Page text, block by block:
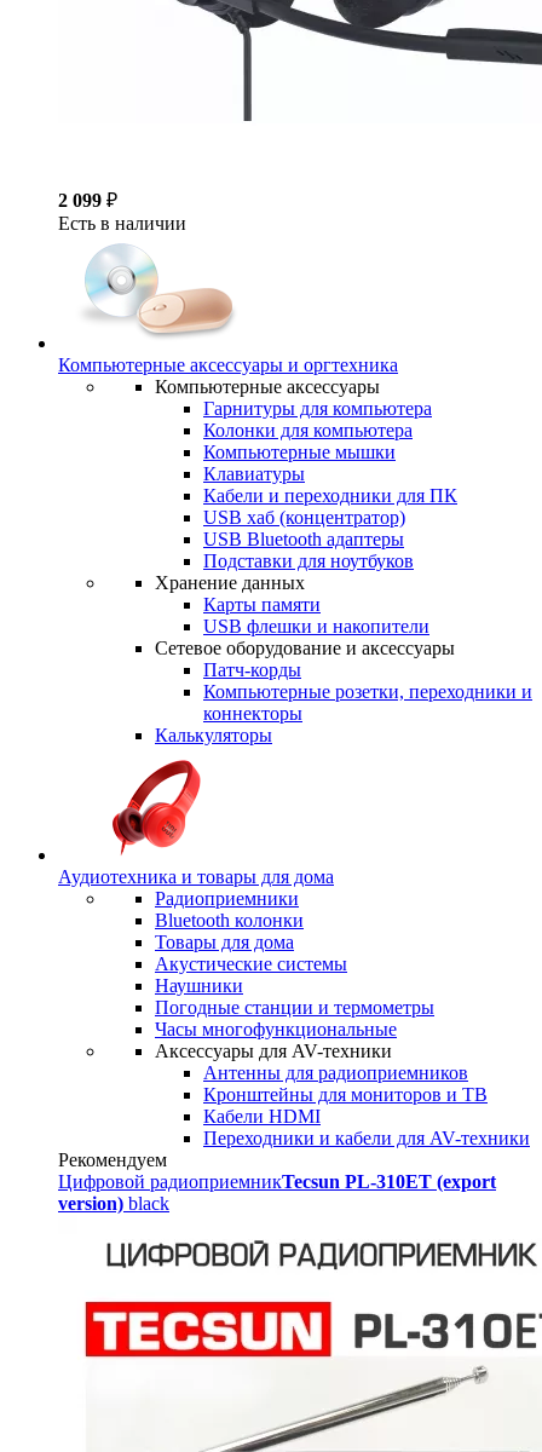
2 099 ₽
Есть в наличии
Компьютерные аксессуары и оргтехника
Компьютерные аксессуары
Гарнитуры для компьютера
Колонки для компьютера
Компьютерные мышки
Клавиатуры
Кабели и переходники для ПК
USB хаб (концентратор)
USB Bluetooth адаптеры
Подставки для ноутбуков
Хранение данных
Карты памяти
USB флешки и накопители
Сетевое оборудование и аксессуары
Патч-корды
Компьютерные розетки, переходники и
коннекторы
Калькуляторы
Аудиотехника и товары для дома
Радиоприемники
Bluetooth колонки
Товары для дома
Акустические системы
Наушники
Погодные станции и термометры
Часы многофункциональные
Аксессуары для AV-техники
Антенны для радиоприемников
Кронштейны для мониторов и ТВ
Кабели HDMI
Переходники и кабели для AV-техники
Рекомендуем
Цифровой радиоприемникTecsun PL-310ET (export
version) black